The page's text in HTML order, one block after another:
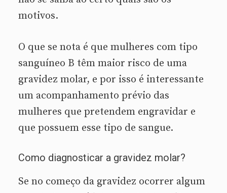
motivos.
O que se nota é que mulheres com tipo
sanguíneo B têm maior risco de uma
gravidez molar, e por isso é interessante
um acompanhamento prévio das
mulheres que pretendem engravidar e
que possuem esse tipo de sangue.
Como diagnosticar a gravidez molar?
Se no começo da gravidez ocorrer algum